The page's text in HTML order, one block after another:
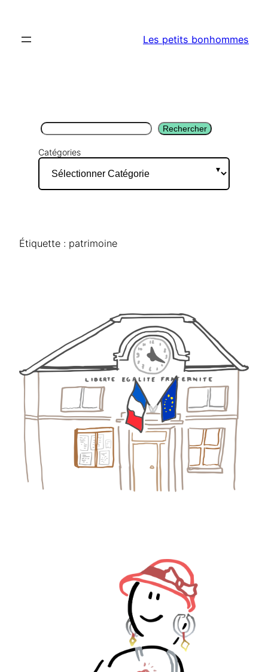
contenu
Les petits bonhommes
Rechercher Rechercher
Catégories
Étiquette : patrimoine